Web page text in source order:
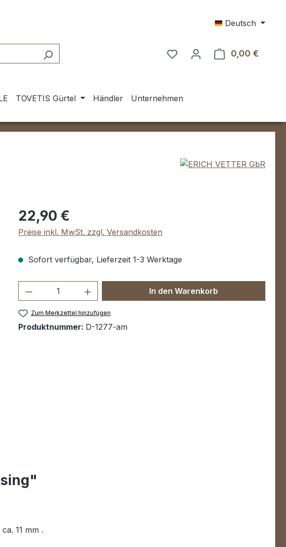
Deutsch
0,00 €
TOVETIS Gürtel Händler Unternehmen
Regulärer Preis:
22,90 €
Preise inkl. MwSt. zzgl. Versandkosten
Sofort verfügbar, Lieferzeit 1-3 Werktage
Produkt Anzahl: Gib den gewünschten Wert
In den Warenkorb
Zum Merkzettel hinzufügen
Produktnummer: D-1277-am
11 mm .